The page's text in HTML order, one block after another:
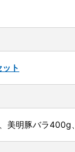
ット
美明豚バラ400g